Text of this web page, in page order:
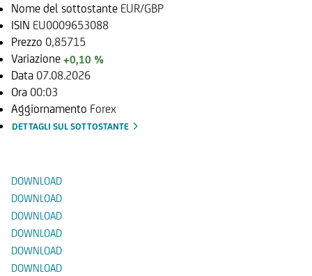
Nome del sottostante EUR/GBP
ISIN EU0009653088
Prezzo 0,85715
Variazione +0,10 %
Data 07.08.2026
Ora 00:03
Aggiornamento Forex
DETTAGLI SUL SOTTOSTANTE
DOWNLOAD
DOWNLOAD
DOWNLOAD
DOWNLOAD
DOWNLOAD
DOWNLOAD